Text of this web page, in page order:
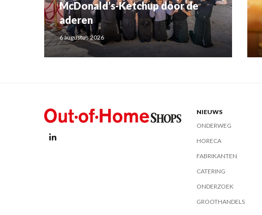
McDonald’s-Ketchup door de
aderen
6 augustus 2026
NIEUWS
ONDERWEG
HORECA
FABRIKANTEN
CATERING
ONDERZOEK
GROOTHANDELS